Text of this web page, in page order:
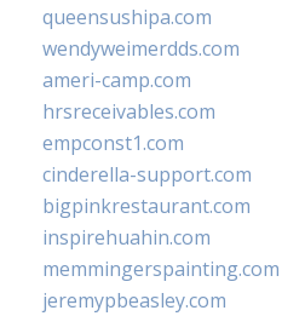
queensushipa.com
wendyweimerdds.com
ameri-camp.com
hrsreceivables.com
empconst1.com
cinderella-support.com
bigpinkrestaurant.com
inspirehuahin.com
memmingerspainting.com
jeremypbeasley.com